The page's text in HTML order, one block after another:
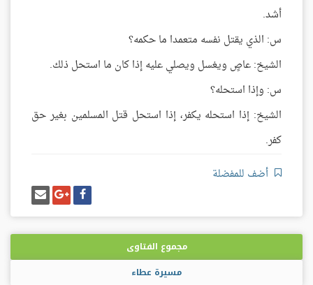
أشد.
س: الذي يقتل نفسه متعمدا ما حكمه؟
الشيخ: عاصٍ ويغسل ويصلي عليه إذا كان ما استحل ذلك.
س: وإذا استحله؟
الشيخ: إذا استحله يكفر، إذا استحل قتل المسلمين بغير حق
كفر.
أضف للمفضلة
شارك
على
فيسبوك
شارك
على
غوغل
بلس
إرسل
إيميل
مجموع الفتاوى
مسيرة عطاء